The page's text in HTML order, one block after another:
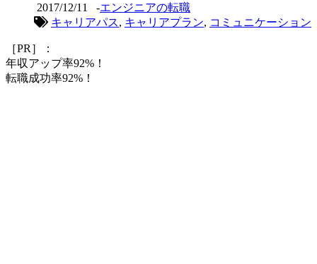
2017/12/11 -エンジニアの転職
キャリアパス, キャリアプラン, コミュニケーション
［PR］：
年収アップ率92%！
転職成功率92%！